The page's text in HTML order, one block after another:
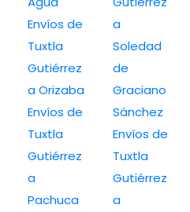
Envíos de
Tuxtla
Gutiérrez
a Orizaba
Envíos de
Tuxtla
Gutiérrez
a
Pachuca
a
Soledad
de
Graciano
Sánchez
Envíos de
Tuxtla
Gutiérrez
a